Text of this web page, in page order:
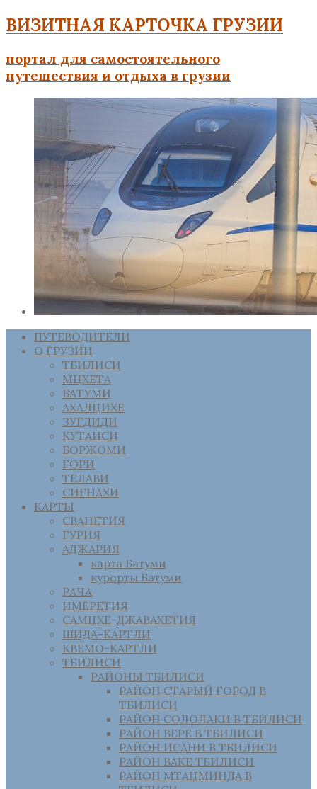
ВИЗИТНАЯ КАРТОЧКА ГРУЗИИ
портал для самостоятельного
путешествия и отдыха в грузии
ПУТЕВОДИТЕЛИ
О ГРУЗИИ
ТБИЛИСИ
МЦХЕТА
БАТУМИ
АХАЛЦИХЕ
ЗУГДИДИ
КУТАИСИ
БОРЖОМИ
ГОРИ
ТЕЛАВИ
СИГНАХИ
КАРТЫ
СВАНЕТИЯ
ГУРИЯ
АДЖАРИЯ
карта Батуми
курорты Батуми
РАЧА
ИМЕРЕТИЯ
САМЦХЕ-ДЖАВАХЕТИЯ
ШИДА-КАРТЛИ
КВЕМО-КАРТЛИ
ТБИЛИСИ
РАЙОНЫ ТБИЛИСИ
РАЙОН СТАРЫЙ ГОРОД В
ТБИЛИСИ
РАЙОН СОЛОЛАКИ В ТБИЛИСИ
РАЙОН ВЕРЕ В ТБИЛИСИ
РАЙОН ИСАНИ В ТБИЛИСИ
РАЙОН ВАКЕ ТБИЛИСИ
РАЙОН МТАЦМИНДА В